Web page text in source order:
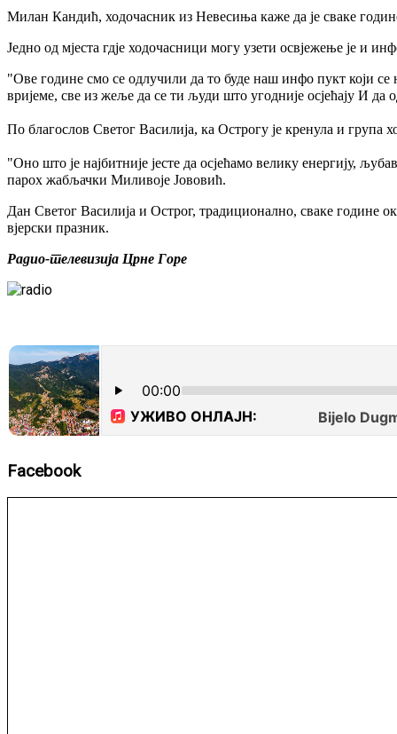
Милан Кандић, ходочасник из Невесиња каже да је сваке
Једно од мјеста гдје ходочасници могу узети освјежење је и
"Ове године смо се одлучили да то буде наш инфо пукт који се
вријеме, све из жеље да се ти људи што угодније осјећају И
По благослов Светог Василија, ка Острогу је кренула и група
"Оно што је најбитније јесте да осјећамо велику енергију,
парох жабљачки Миливоје Јововић.
Дан Светог Василија и Острог, традиционално, сваке године
вјерски празник.
Радио-телевизија Црне Горе
Facebook